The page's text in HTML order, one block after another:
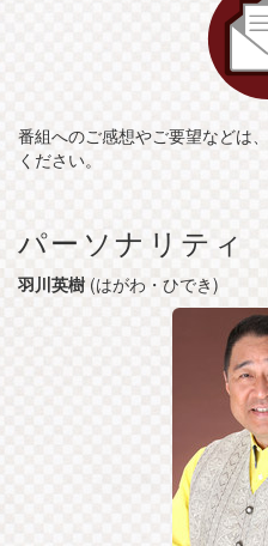
番組へのご感想やご要望などは、
ください。
パーソナリティ
羽川英樹(はがわ・ひでき)